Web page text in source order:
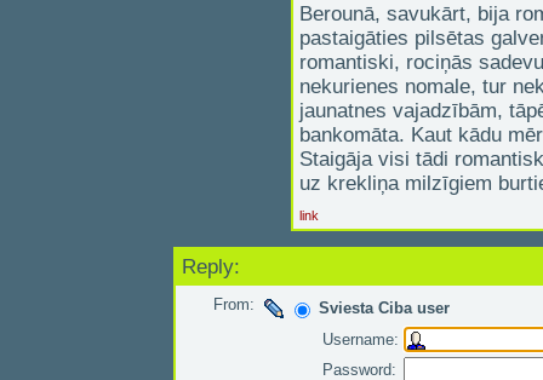
Berounā, savukārt, bija
pastaigāties pilsētas
romantiski, rociņās
nekurienes nomale, tur
jaunatnes vajadzībām,
bankomāta. Kaut kādu
Staigāja visi tādi
uz krekliņa milzīgiem
link
Reply:
From:
Sviesta Ciba user
Username:
Password: